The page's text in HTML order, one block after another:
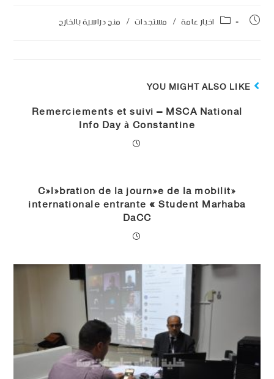
اخبار عامة / مستجدات / منح دراسية بالخارج
YOU MIGHT ALSO LIKE
Remerciements et suivi – MSCA National
Info Day à Constantine
Célébration de la journée de la mobilité
internationale entrante « Student Marhaba
DaCC